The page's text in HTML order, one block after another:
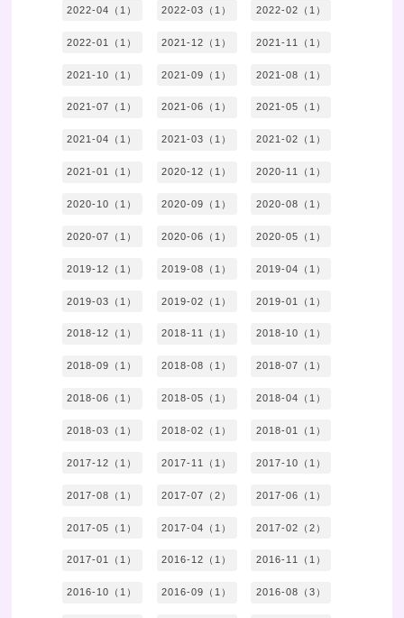
2022-04（1） 2022-03（1） 2022-02（1）
2022-01（1） 2021-12（1） 2021-11（1）
2021-10（1） 2021-09（1） 2021-08（1）
2021-07（1） 2021-06（1） 2021-05（1）
2021-04（1） 2021-03（1） 2021-02（1）
2021-01（1） 2020-12（1） 2020-11（1）
2020-10（1） 2020-09（1） 2020-08（1）
2020-07（1） 2020-06（1） 2020-05（1）
2019-12（1） 2019-08（1） 2019-04（1）
2019-03（1） 2019-02（1） 2019-01（1）
2018-12（1） 2018-11（1） 2018-10（1）
2018-09（1） 2018-08（1） 2018-07（1）
2018-06（1） 2018-05（1） 2018-04（1）
2018-03（1） 2018-02（1） 2018-01（1）
2017-12（1） 2017-11（1） 2017-10（1）
2017-08（1） 2017-07（2） 2017-06（1）
2017-05（1） 2017-04（1） 2017-02（2）
2017-01（1） 2016-12（1） 2016-11（1）
2016-10（1） 2016-09（1） 2016-08（3）